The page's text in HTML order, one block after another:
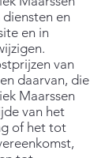
en
en in
van
daarvan, die
Maarssen
van het
of het tot